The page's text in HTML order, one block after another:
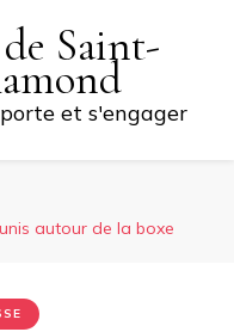
Saint-
et s'engager
autour de la boxe